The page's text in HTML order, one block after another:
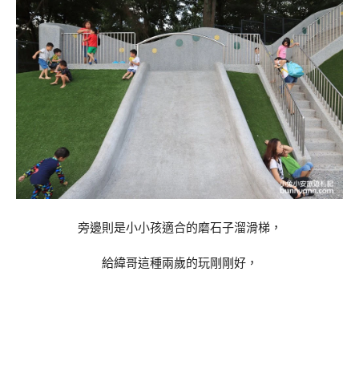
旁邊則是小小孩適合的磨石子溜滑梯，
給緯哥這種兩歲的玩剛剛好，